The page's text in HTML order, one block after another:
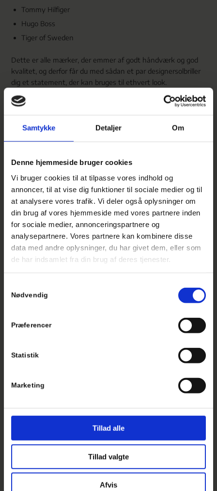
Samtykke Detaljer Om
Denne hjemmeside bruger cookies
Vi bruger cookies til at tilpasse vores indhold og
annoncer, til at vise dig funktioner til sociale medier og til
at analysere vores trafik. Vi deler også oplysninger om
din brug af vores hjemmeside med vores partnere inden
for sociale medier, annonceringspartnere og
analysepartnere. Vores partnere kan kombinere disse
data med andre oplysninger, du har givet dem, eller som
de har indsamlet fra din brug af deres tjenester.
Nødvendig
Præferencer
Statistik
Marketing
Tillad alle
Tillad valgte
Afvis
Tommy Hilfiger
Hugo Boss
Tiger of Sweden
Dette er alle mærker, der emmer af godt håndværk og god
kvalitet, og derfor får du med sådan et par designersolbriller
dig et statement, der kan bruges til ethvert look.
Designersolbriller som uv-
beskyttelse
uv-stråling, derfor hjælper vi dig med at passe på dine øjne
hos Bruuns Optik i Helsinge.